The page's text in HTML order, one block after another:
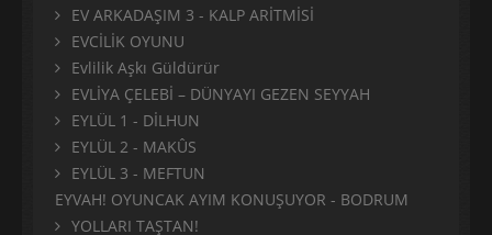
EV ARKADAŞIM 3 - KALP ARİTMİSİ
EVCİLİK OYUNU
Evlilik Aşkı Güldürür
EVLİYA ÇELEBİ – DÜNYAYI GEZEN SEYYAH
EYLÜL 1 - DİLHUN
EYLÜL 2 - MAKÛS
EYLÜL 3 - MEFTUN
EYVAH! OYUNCAK AYIM KONUŞUYOR - BODRUM
YOLLARI TAŞTAN!